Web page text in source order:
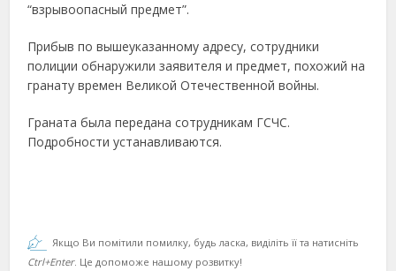
“взрывоопасный предмет”.
Прибыв по вышеуказанному адресу, сотрудники
полиции обнаружили заявителя и предмет, похожий на
гранату времен Великой Отечественной войны.
Граната была передана сотрудникам ГСЧС.
Подробности устанавливаются.
Якщо Ви помітили помилку, будь ласка, виділіть її та натисніть
Ctrl+Enter. Це допоможе нашому розвитку!